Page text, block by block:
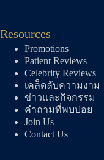
Resources
Promotions
Patient Reviews
Celebrity Reviews
เคล็ดลับความงาม
ข่าวและกิจกรรม
คำถามที่พบบ่อย
Join Us
Contact Us